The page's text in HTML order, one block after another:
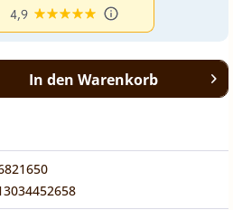
In den Warenkorb